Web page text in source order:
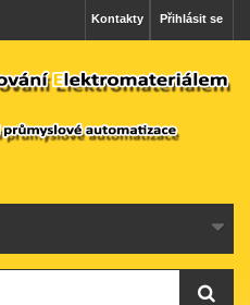
Přihlásit se
Kontakty